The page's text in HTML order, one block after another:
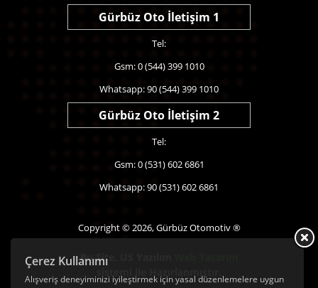
Çerez Kullanımı
Alışveriş deneyiminizi iyileştirmek için yasal düzenlemelere uygun
Gürbüz Oto İletişim 1
Tel:
Gsm: 0 (544) 399 1010
Whatsapp: 90 (544) 399 1010
Gürbüz Oto İletişim 2
Tel:
Gsm: 0 (531) 602 6861
Whatsapp: 90 (531) 602 6861
Copyright © 2026, Gürbüz Otomotiv ®
Bu Site,